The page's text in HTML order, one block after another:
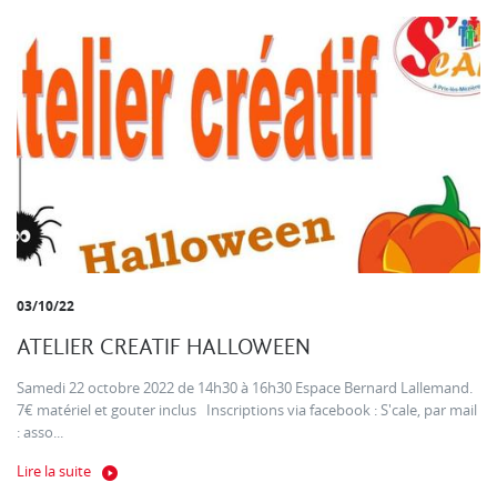
03/10/22
ATELIER CREATIF HALLOWEEN
Samedi 22 octobre 2022 de 14h30 à 16h30 Espace Bernard Lallemand.
7€ matériel et gouter inclus Inscriptions via facebook : S'cale, par mail
: asso...
Lire la suite